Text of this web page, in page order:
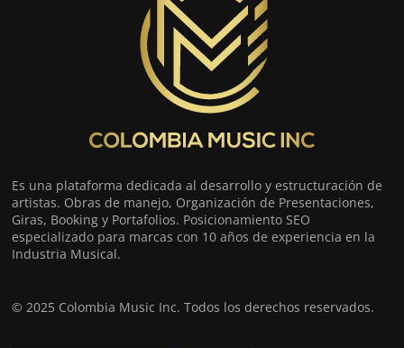
Es una plataforma dedicada al desarrollo y estructuración de
artistas. Obras de manejo, Organización de Presentaciones,
Giras, Booking y Portafolios. Posicionamiento SEO
especializado para marcas con 10 años de experiencia en la
Industria Musical.
© 2025 Colombia Music Inc. Todos los derechos reservados.